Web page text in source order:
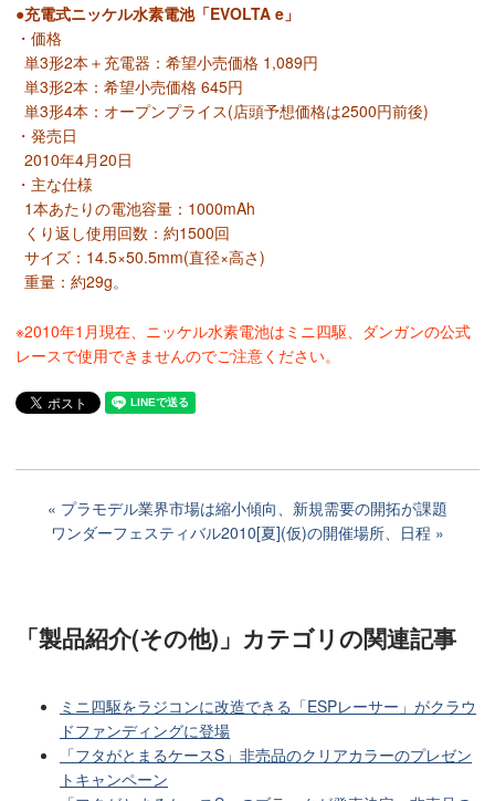
●充電式ニッケル水素電池「EVOLTA e」
・価格
単3形2本＋充電器：希望小売価格 1,089円
単3形2本：希望小売価格 645円
単3形4本：オープンプライス(店頭予想価格は2500円前後)
・発売日
2010年4月20日
・主な仕様
1本あたりの電池容量：1000mAh
くり返し使用回数：約1500回
サイズ：14.5×50.5mm(直径×高さ)
重量：約29g。
※2010年1月現在、ニッケル水素電池はミニ四駆、ダンガンの公式
レースで使用できませんのでご注意ください。
プラモデル業界市場は縮小傾向、新規需要の開拓が課題
ワンダーフェスティバル2010[夏](仮)の開催場所、日程
「製品紹介(その他)」カテゴリの関連記事
ミニ四駆をラジコンに改造できる「ESPレーサー」がクラウ
ドファンディングに登場
「フタがとまるケースS」非売品のクリアカラーのプレゼン
トキャンペーン